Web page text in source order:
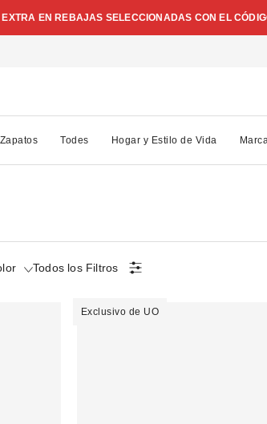
EN REBAJAS SELECCIONADAS CON EL
Zapatos Todes Hogar y Estilo de Vida
Todos los Filtros
Exclusivo de UO